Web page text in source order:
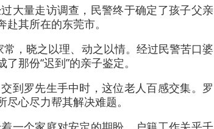
大量走访调查，民警终于确定了孩子父亲
其所在的东莞市。
，晓之以理、动之以情。经过民警苦口婆
那份“迟到”的亲子鉴定。
到罗先生手中时，这位老人百感交集。罗
心尽力帮其解决难题。